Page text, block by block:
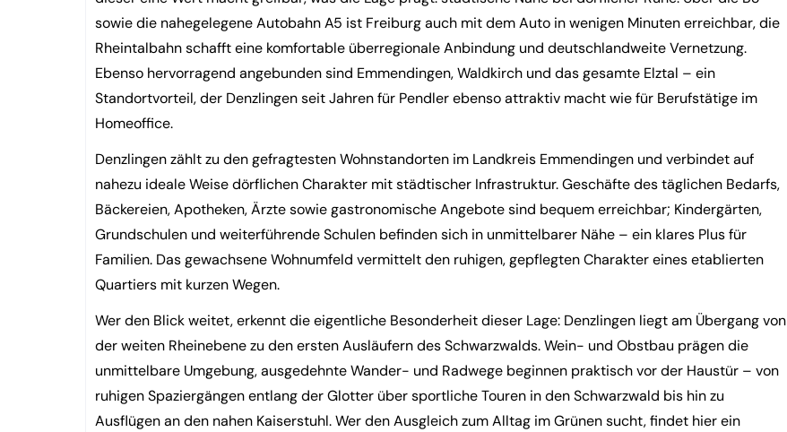
sowie die nahegelegene Autobahn A5 ist Freiburg auch mit dem Auto in wenigen Minuten erreichbar, die
Rheintalbahn schafft eine komfortable überregionale Anbindung und deutschlandweite Vernetzung.
Ebenso hervorragend angebunden sind Emmendingen, Waldkirch und das gesamte Elztal – ein
Standortvorteil, der Denzlingen seit Jahren für Pendler ebenso attraktiv macht wie für Berufstätige im
Homeoffice.
Denzlingen zählt zu den gefragtesten Wohnstandorten im Landkreis Emmendingen und verbindet auf
nahezu ideale Weise dörflichen Charakter mit städtischer Infrastruktur. Geschäfte des täglichen Bedarfs,
Bäckereien, Apotheken, Ärzte sowie gastronomische Angebote sind bequem erreichbar; Kindergärten,
Grundschulen und weiterführende Schulen befinden sich in unmittelbarer Nähe – ein klares Plus für
Familien. Das gewachsene Wohnumfeld vermittelt den ruhigen, gepflegten Charakter eines etablierten
Quartiers mit kurzen Wegen.
Wer den Blick weitet, erkennt die eigentliche Besonderheit dieser Lage: Denzlingen liegt am Übergang von
der weiten Rheinebene zu den ersten Ausläufern des Schwarzwalds. Wein- und Obstbau prägen die
unmittelbare Umgebung, ausgedehnte Wander- und Radwege beginnen praktisch vor der Haustür – von
ruhigen Spaziergängen entlang der Glotter über sportliche Touren in den Schwarzwald bis hin zu
Ausflügen an den nahen Kaiserstuhl. Wer den Ausgleich zum Alltag im Grünen sucht, findet hier ein